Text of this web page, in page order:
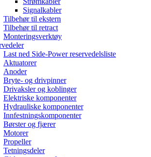
Signalkabler
Tilbehør til ekstern
Tilbehør til retract
Monteringsverktøy
Last ned Side-Power reservedelsliste
Aktuatorer
Anoder
Bryte- og drivpinner
Drivaksler og koblinger
Elektriske komponenter
Hydrauliske komponenter
Innfestningskomponenter
Børster og fjærer
Motorer
Propeller
Tetningsdeler